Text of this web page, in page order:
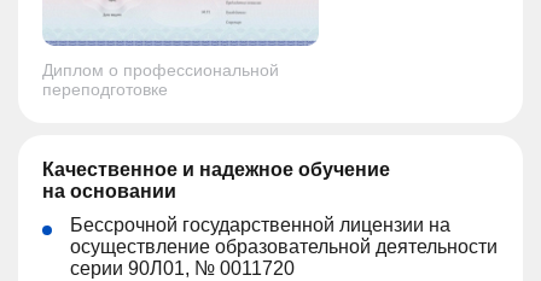
Диплом о профессиональной
переподготовке
Качественное и надежное обучение
на основании
Бессрочной государственной лицензии на
осуществление образовательной деятельности
серии 90Л01, № 0011720